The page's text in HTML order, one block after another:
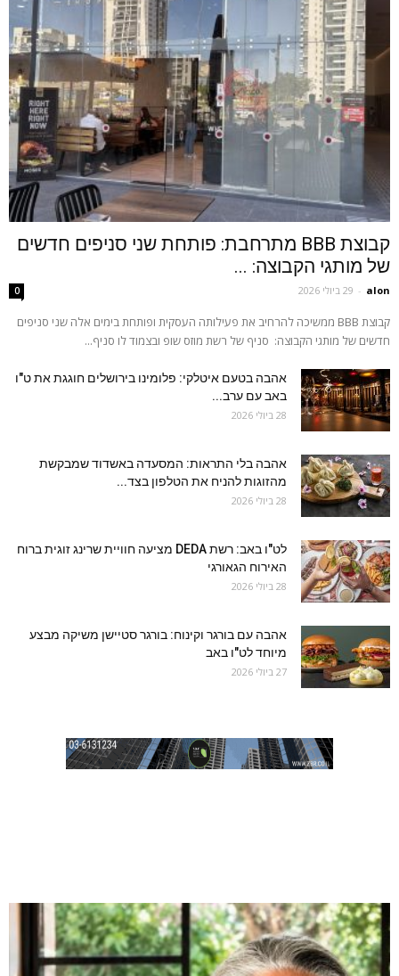
קבוצת BBB מתרחבת: פותחת שני סניפים חדשים
של מותגי הקבוצה: ...
alon
- 29 ביולי 2026 0
קבוצת BBB ממשיכה להרחיב את פעילותה העסקית ופותחת בימים אלה שני סניפים
חדשים של מותגי הקבוצה: סניף של רשת מוזס שופ ובצמוד לו סניף...
אהבה בטעם איטלקי: פלומינו בירושלים חוגגת את ט"ו
באב עם ערב...
28 ביולי 2026
אהבה בלי התראות: המסעדה באשדוד שמבקשת
מהזוגות להניח את הטלפון בצד...
28 ביולי 2026
לט"ו באב: רשת DEDA מציעה חוויית שרינג זוגית ברוח
האירוח הגאורגי
28 ביולי 2026
אהבה עם בורגר וקינוח: בורגר סטיישן משיקה מבצע
מיוחד לט"ו באב
27 ביולי 2026